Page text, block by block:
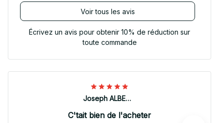
Voir tous les avis
Écrivez un avis pour obtenir 10% de réduction sur
toute commande
Joseph ALBERTINI
C'tait bien de l'acheter